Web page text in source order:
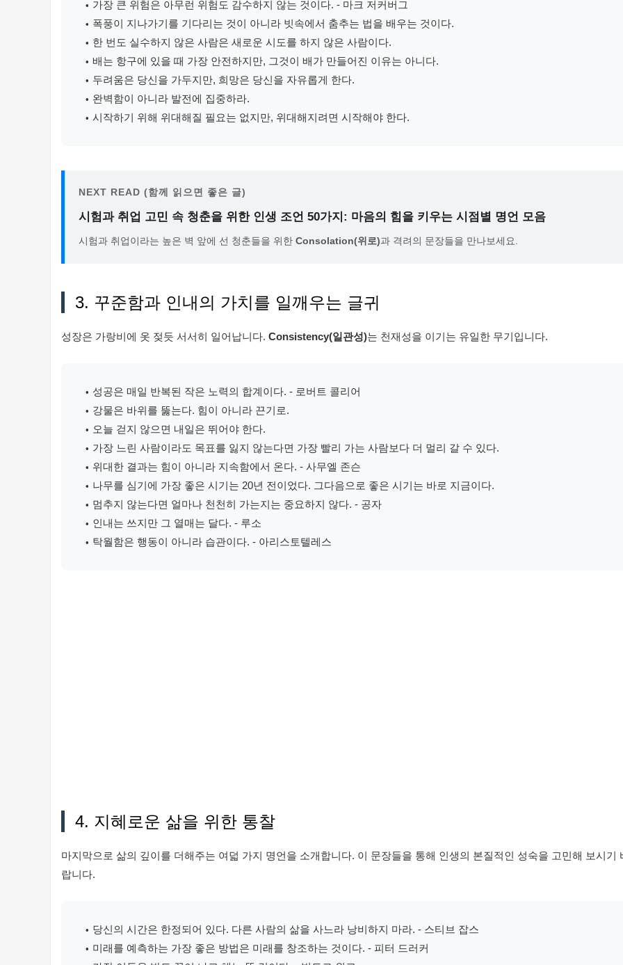
가장 큰 위험은 아무런 위험도 감수하지 않는 것이다. - 마크 저커버그
폭풍이 지나가기를 기다리는 것이 아니라 빗속에서 춤추는 법을 배우는 것이다.
한 번도 실수하지 않은 사람은 새로운 시도를 하지 않은 사람이다.
배는 항구에 있을 때 가장 안전하지만, 그것이 배가 만들어진 이유는 아니다.
두려움은 당신을 가두지만, 희망은 당신을 자유롭게 한다.
완벽함이 아니라 발전에 집중하라.
시작하기 위해 위대해질 필요는 없지만, 위대해지려면 시작해야 한다.
NEXT READ (함께 읽으면 좋은 글)
시험과 취업 고민 속 청춘을 위한 인생 조언 50가지: 마음의 힘을 키우는 시점별 명언 모음
시험과 취업이라는 높은 벽 앞에 선 청춘들을 위한 Consolation(위로)과 격려의 문장들을 만나보세요.
3. 꾸준함과 인내의 가치를 일깨우는 글귀
성장은 가랑비에 옷 젖듯 서서히 일어납니다. Consistency(일관성)는 천재성을 이기는 유일한 무기입니다.
성공은 매일 반복된 작은 노력의 합계이다. - 로버트 콜리어
강물은 바위를 뚫는다. 힘이 아니라 끈기로.
오늘 걷지 않으면 내일은 뛰어야 한다.
가장 느린 사람이라도 목표를 잃지 않는다면 가장 빨리 가는 사람보다 더 멀리 갈 수 있다.
위대한 결과는 힘이 아니라 지속함에서 온다. - 사무엘 존슨
나무를 심기에 가장 좋은 시기는 20년 전이었다. 그다음으로 좋은 시기는 바로 지금이다.
멈추지 않는다면 얼마나 천천히 가는지는 중요하지 않다. - 공자
인내는 쓰지만 그 열매는 달다. - 루소
탁월함은 행동이 아니라 습관이다. - 아리스토텔레스
4. 지혜로운 삶을 위한 통찰
마지막으로 삶의 깊이를 더해주는 여덟 가지 명언을 소개합니다. 이 문장들을 통해 인생의 본질적인 성숙을 고민해 보시기
랍니다.
당신의 시간은 한정되어 있다. 다른 사람의 삶을 사느라 낭비하지 마라. - 스티브 잡스
미래를 예측하는 가장 좋은 방법은 미래를 창조하는 것이다. - 피터 드러커